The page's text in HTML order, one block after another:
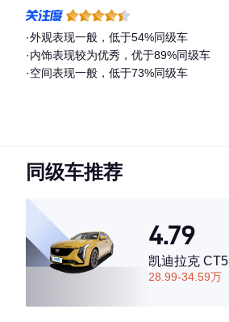
·外观表现一般，低于54%同级车
·内饰表现较为优秀，优于89%同级车
·空间表现一般，低于73%同级车
同级车推荐
4.79
凯迪拉克 CT5
28.99-34.59万